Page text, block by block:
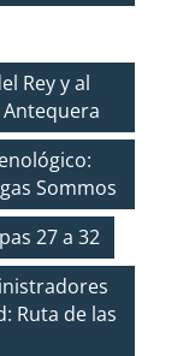
Rey y al
Sommos
27 a 32
Ruta de las